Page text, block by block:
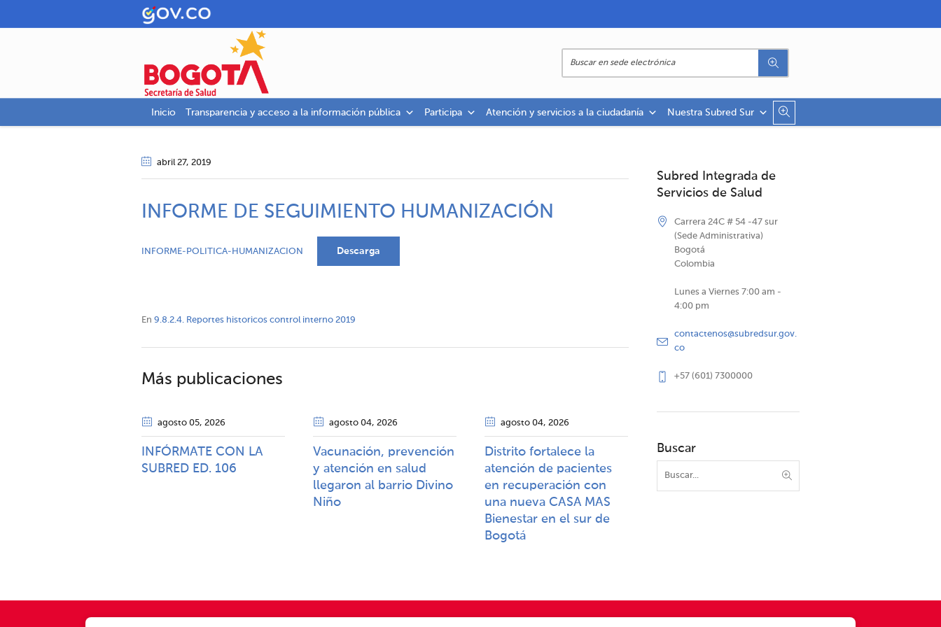
Inicio Transparencia y acceso a la información pública Participa Atención y servicios a la ciudadanía Nuestra Subred Sur
abril 27, 2019
INFORME DE SEGUIMIENTO HUMANIZACIÓN
INFORME-POLITICA-HUMANIZACION Descarga
En 9.8.2.4. Reportes historicos control interno 2019
Más publicaciones
agosto 05, 2026
INFÓRMATE CON LA
SUBRED ED. 106
agosto 04, 2026
Vacunación, prevención
y atención en salud
llegaron al barrio Divino
Niño
agosto 04, 2026
Distrito fortalece la
atención de pacientes
en recuperación con
una nueva CASA MAS
Bienestar en el sur de
Bogotá
Subred Integrada de
Servicios de Salud
Carrera 24C # 54 -47 sur
(Sede Administrativa)
Bogotá
Colombia
Lunes a Viernes 7:00 am -
4:00 pm
contactenos@subredsur.gov.
co
+57 (601) 7300000
Buscar